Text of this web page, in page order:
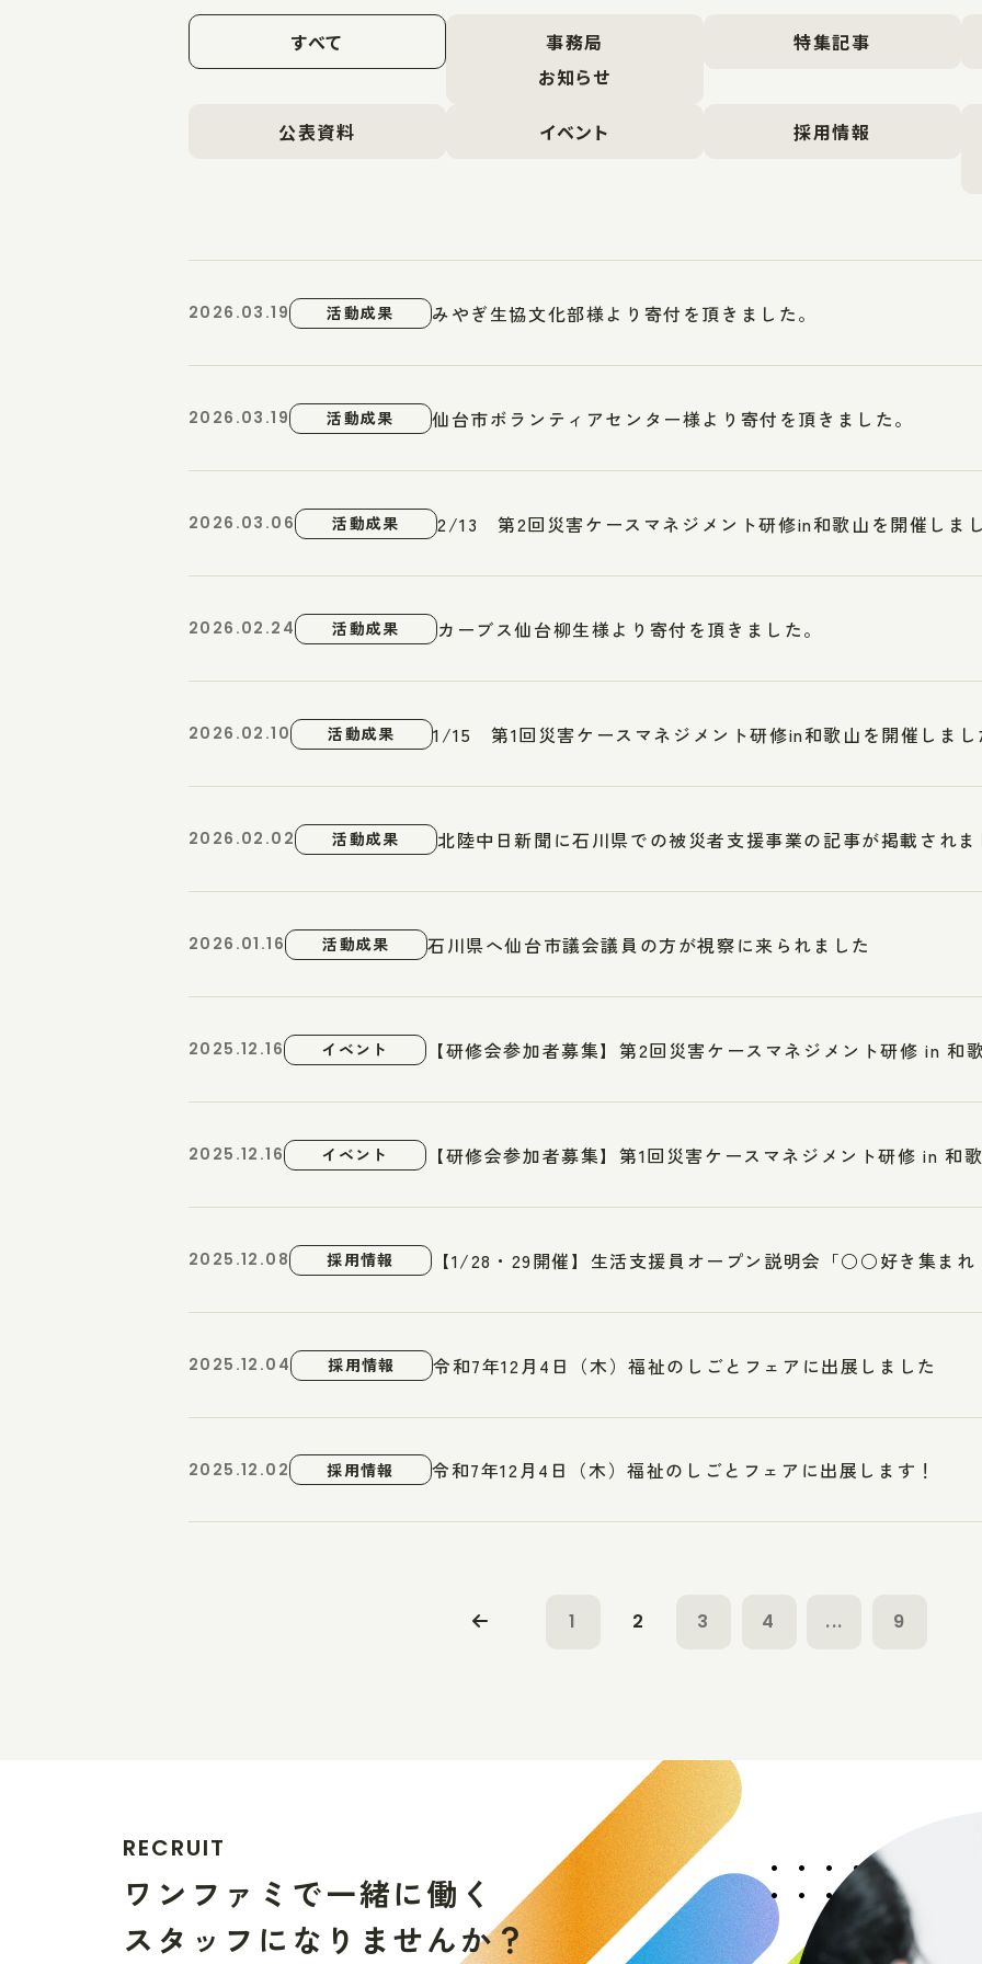
すべて
事務局
お知らせ
特集記事
公表資料 イベント 採用情報
2026.03.19 活動成果 みやぎ生協文化部様より寄付を頂きました。
2026.03.19 活動成果 仙台市ボランティアセンター様より寄付を頂きました。
2026.03.06 活動成果 2/13 第2回災害ケースマネジメント研修in和歌山を開催しま
2026.02.24 活動成果 カーブス仙台柳生様より寄付を頂きました。
2026.02.10 活動成果 1/15 第1回災害ケースマネジメント研修in和歌山を開催しまし
2026.02.02 活動成果 北陸中日新聞に石川県での被災者支援事業の記事が掲載されま
2026.01.16 活動成果 石川県へ仙台市議会議員の方が視察に来られました
2025.12.16 イベント 【研修会参加者募集】第2回災害ケースマネジメント研修 in 和
2025.12.16 イベント 【研修会参加者募集】第1回災害ケースマネジメント研修 in 和
2025.12.08 採用情報 【1/28・29開催】生活支援員オープン説明会「○○好き集まれ
2025.12.04 採用情報 令和7年12月4日（木）福祉のしごとフェアに出展しました
2025.12.02 採用情報 令和7年12月4日（木）福祉のしごとフェアに出展します！
1 2 3 4 ... 9
RECRUIT
ワ ン フ ァ ミ で一緒に働 く
ス タ ッ フ に な り ませんか？